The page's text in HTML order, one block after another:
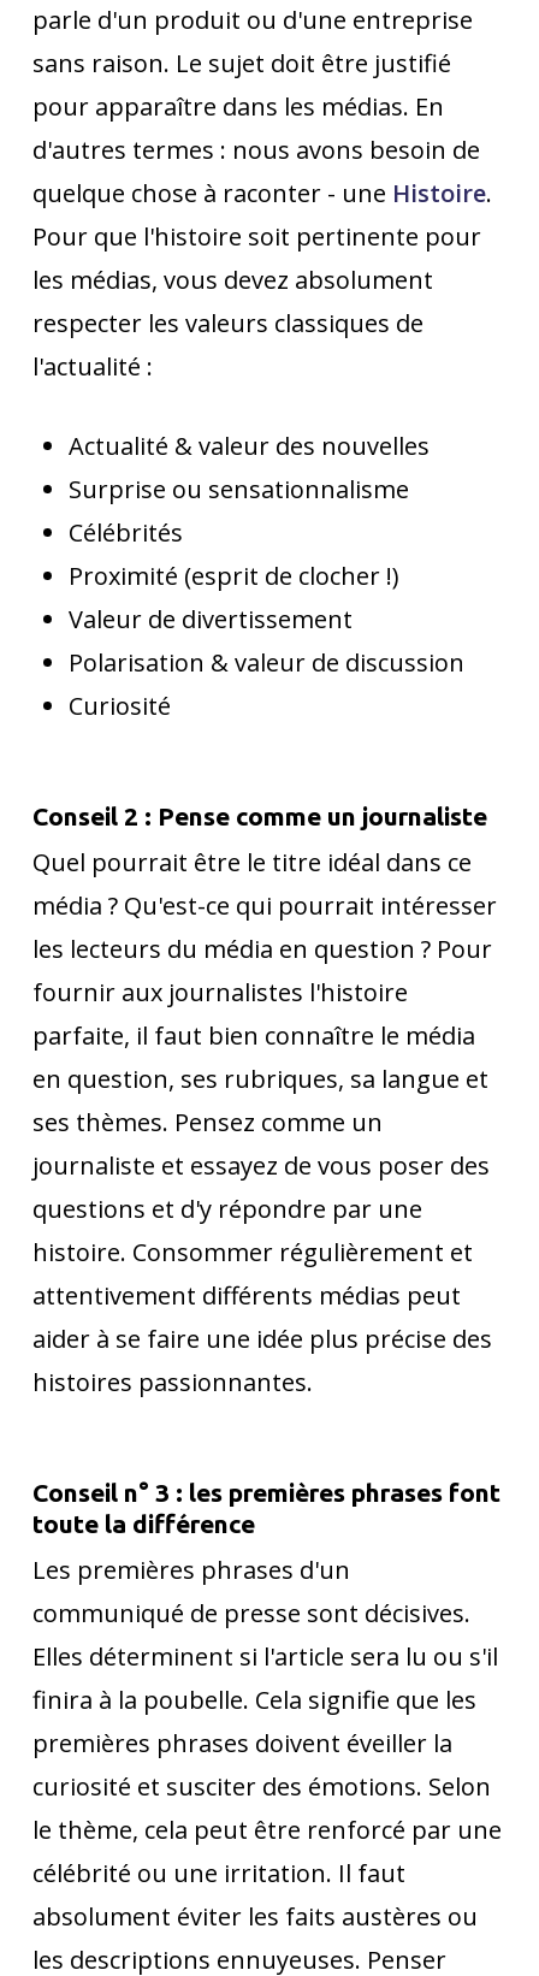
parle d'un produit ou d'une entreprise
sans raison. Le sujet doit être justifié
pour apparaître dans les médias. En
d'autres termes : nous avons besoin de
quelque chose à raconter - une Histoire.
Pour que l'histoire soit pertinente pour
les médias, vous devez absolument
respecter les valeurs classiques de
l'actualité :
Actualité & valeur des nouvelles
Surprise ou sensationnalisme
Célébrités
Proximité (esprit de clocher !)
Valeur de divertissement
Polarisation & valeur de discussion
Curiosité
Conseil 2 : Pense comme un journaliste
Quel pourrait être le titre idéal dans ce
média ? Qu'est-ce qui pourrait intéresser
les lecteurs du média en question ? Pour
fournir aux journalistes l'histoire
parfaite, il faut bien connaître le média
en question, ses rubriques, sa langue et
ses thèmes. Pensez comme un
journaliste et essayez de vous poser des
questions et d'y répondre par une
histoire. Consommer régulièrement et
attentivement différents médias peut
aider à se faire une idée plus précise des
histoires passionnantes.
Conseil n° 3 : les premières phrases font
toute la différence
Les premières phrases d'un
communiqué de presse sont décisives.
Elles déterminent si l'article sera lu ou s'il
finira à la poubelle. Cela signifie que les
premières phrases doivent éveiller la
curiosité et susciter des émotions. Selon
le thème, cela peut être renforcé par une
célébrité ou une irritation. Il faut
absolument éviter les faits austères ou
les descriptions ennuyeuses. Penser